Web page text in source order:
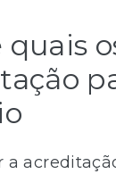
quais
a